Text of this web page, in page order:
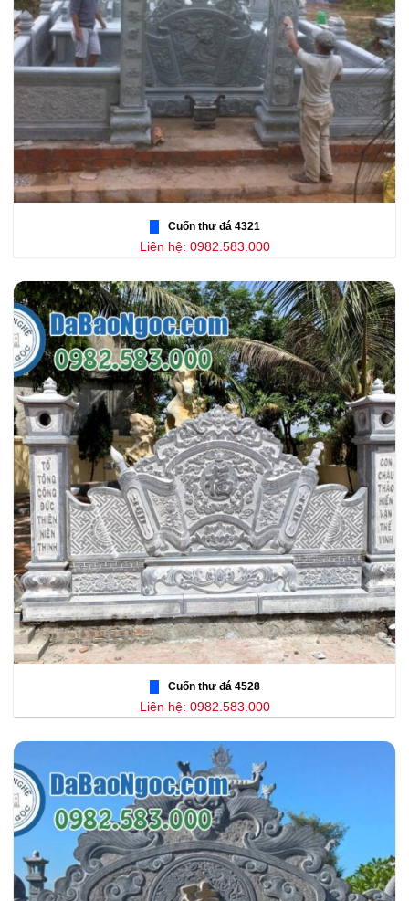
Cuốn thư đá 4321
Liên hệ: 0982.583.000
Cuốn thư đá 4528
Liên hệ: 0982.583.000